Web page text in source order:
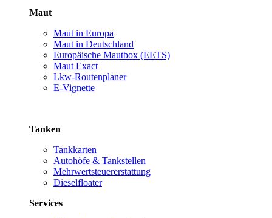
Maut
Maut in Europa
Maut in Deutschland
Europäische Mautbox (EETS)
Maut Exact
Lkw-Routenplaner
E-Vignette
Tanken
Tankkarten
Autohöfe & Tankstellen
Mehrwertsteuererstattung
Dieselfloater
Services